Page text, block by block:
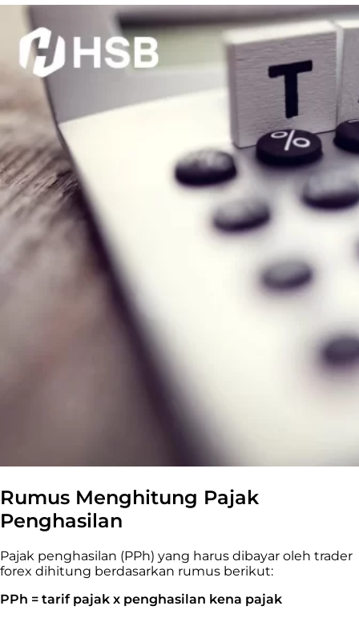
Rumus Menghitung Pajak
Penghasilan
Pajak penghasilan (PPh) yang harus dibayar oleh trader
forex dihitung berdasarkan rumus berikut:
PPh = tarif pajak x penghasilan kena pajak